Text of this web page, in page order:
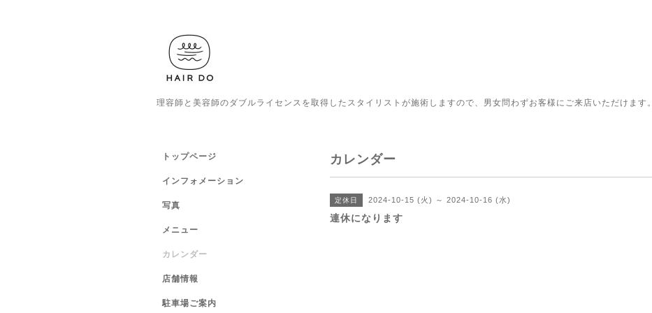
理容師と美容師のダブルライセンスを取得したスタイリストが施術しますので、男女問わずお客様にご来店いただけます。
カレンダー
定休日 2024-10-15 (火) ～ 2024-10-16 (水)
連休になります
トップページ
インフォメーション
写真
メニュー
カレンダー
店舗情報
駐車場ご案内